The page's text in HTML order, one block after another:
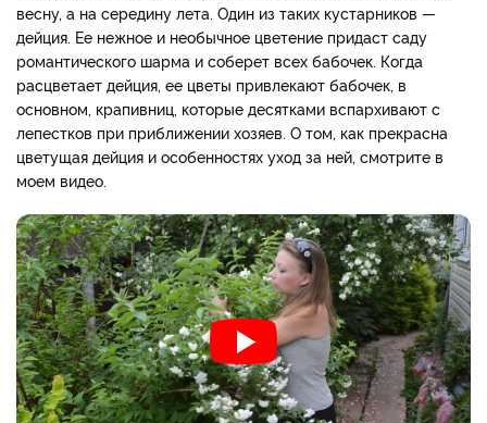
весну, а на середину лета. Один из таких кустарников —
дейция. Ее нежное и необычное цветение придаст саду
романтического шарма и соберет всех бабочек. Когда
расцветает дейция, ее цветы привлекают бабочек, в
основном, крапивниц, которые десятками вспархивают с
лепестков при приближении хозяев. О том, как прекрасна
цветущая дейция и особенностях уход за ней, смотрите в
моем видео.